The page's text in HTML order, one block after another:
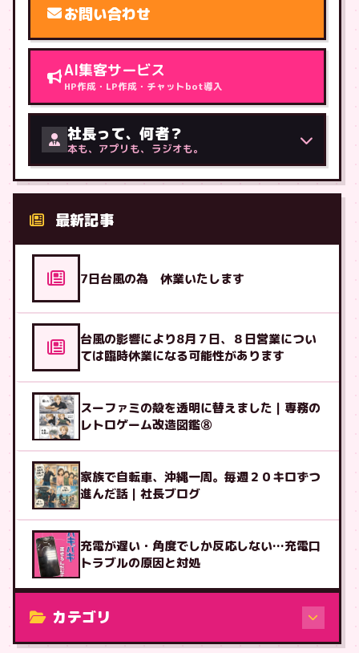
お問い合わせ
AI集客サービス
HP作成・LP作成・チャットbot導入
社長って、何者？
本も、アプリも、ラジオも。
最新記事
7日台風の為 休業いたします
台風の影響により8月７日、８日営業につい
ては臨時休業になる可能性があります
スーファミの殻を透明に替えました｜専務の
レトロゲーム改造図鑑⑧
家族で自転車、沖縄一周。毎週２０キロずつ
進んだ話｜社長ブログ
充電が遅い・角度でしか反応しない…充電口
トラブルの原因と対処
カテゴリ